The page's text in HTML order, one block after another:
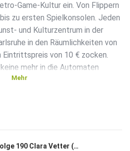
Game-Kultur ein. Von Flippern
zu ersten Spielkonsolen. Jeden
und Kulturzentrum in der
in den Räumlichkeiten von
Eintrittspreis von 10 € zocken.
mehr in die Automaten
gab es im Jahr 1985 ein
Mehr
Was Isch Los? Folge 190 Clara Vetter (BW-Jazzpreisträgerin 2023/Pianistin aus Gaggenau)